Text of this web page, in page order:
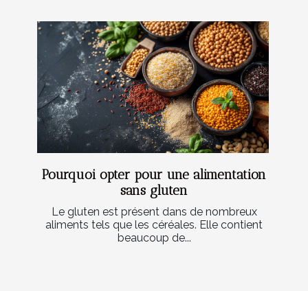
Pourquoi opter pour une alimentation
sans gluten
Le gluten est présent dans de nombreux
aliments tels que les céréales. Elle contient
beaucoup de...